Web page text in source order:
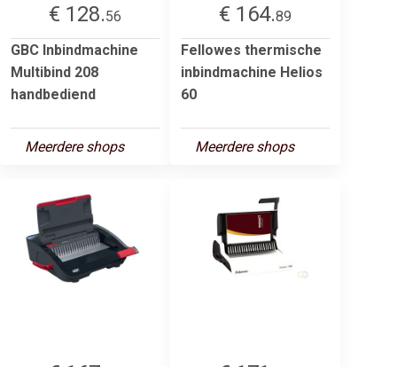
€ 128.56
GBC Inbindmachine
Multibind 208
handbediend
Meerdere shops
€ 164.89
Fellowes thermische
inbindmachine Helios
60
Meerdere shops